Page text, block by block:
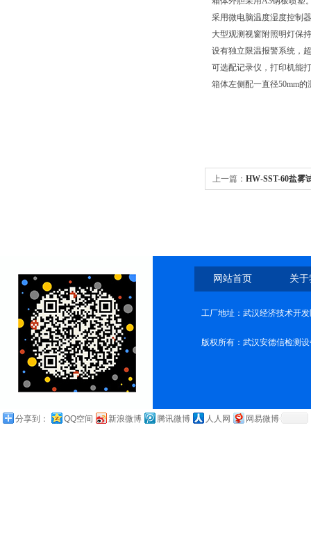
采用微电脑温度湿度控
大型观测视窗附照明灯保
设有独立限温报警系统
可选配记录仪，打印机能
箱体左侧配一直径50mm的
上一篇： HW-SST-60盐雾
网站首页 关
工厂地址：武汉经济技术开
版权所有：武汉安德信检测
分享到： QQ空间 新浪微博 腾讯微博 人人网 网易微博